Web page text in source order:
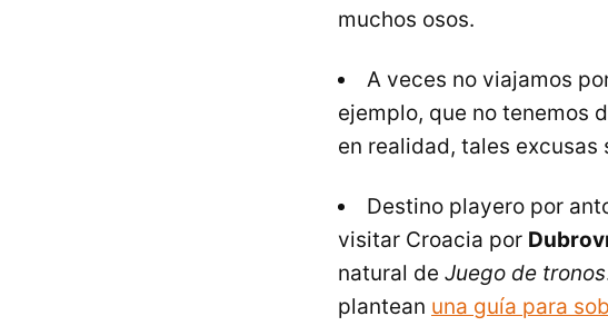
muchos osos.
A veces no viajamos
ejemplo, que no tenemos
en realidad, tales
Destino playero por
visitar Croacia por
natural de Juego de tronos
plantean una guía para